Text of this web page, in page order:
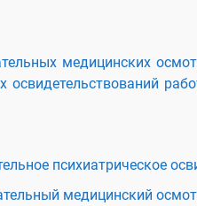
медицинских
освидетельствований
психиатрическое
медицинский